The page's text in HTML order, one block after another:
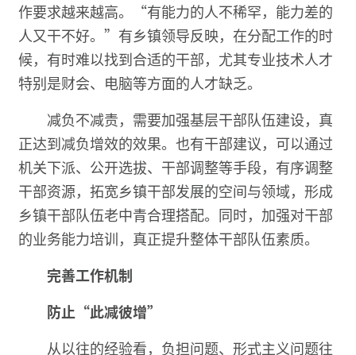
作要求越来越高。“有能力的人不稀罕，能力差的
人又干不好。”有乡镇领导反映，在分配工作的时
候，有时难以找到合适的干部，尤其专业技术人才
特别是财会、电脑等方面的人才缺乏。
减负不减责，需要加强基层干部队伍建设，真
正达到减负增效的效果。也有干部建议，可以通过
机关下派、公开选拔、干部调整等手段，有序调整
干部资源，拓宽乡镇干部发展的空间与领域，形成
乡镇干部队伍老中青合理搭配。同时，加强对干部
的业务能力培训，真正提升整体干部队伍素质。
完善工作机制
防止“此减彼增”
从以往的经验看，负担问题、形式主义问题往